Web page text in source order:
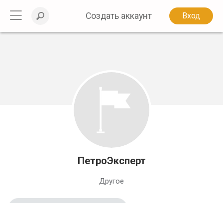
Создать аккаунт Вход
ПетроЭксперт
Другое